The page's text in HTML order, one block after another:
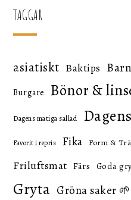
TAGGAR
asiatiskt Baktips
Burgare Bönor &
Dagens matiga sallad
Favorit i repris Fika Form &
Friluftsmat Färs Goda
Gryta Gröna saker 🌱